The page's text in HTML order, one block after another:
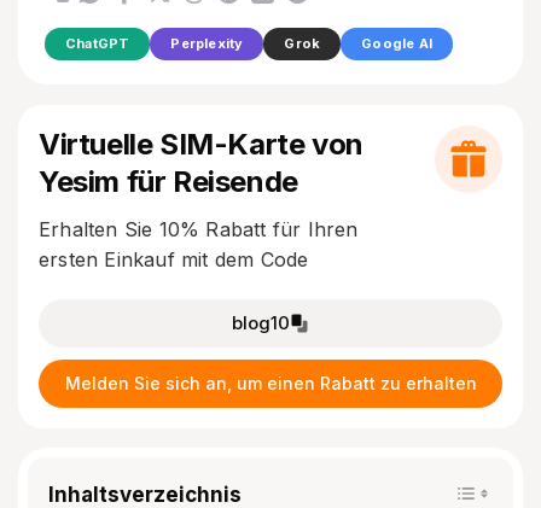
ChatGPT Perplexity Grok Google AI
Virtuelle SIM-Karte von
Yesim für Reisende
Erhalten Sie 10% Rabatt für Ihren
ersten Einkauf mit dem Code
blog10
Melden Sie sich an, um einen Rabatt zu erhalten
Inhaltsverzeichnis